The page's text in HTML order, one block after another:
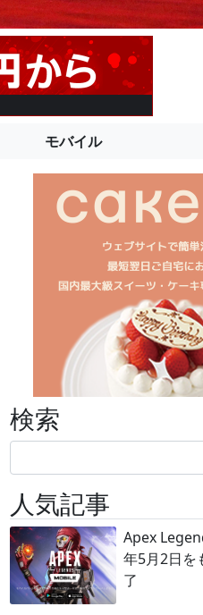
モバイル
検索
人気記事
Apex
年5月2日を
了